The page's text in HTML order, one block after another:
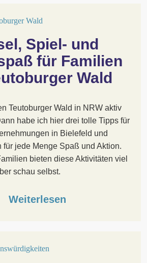
Spiel- und
für Familien
Wald
Teutoburger Wald in NRW aktiv
habe ich hier drei tolle Tipps für
in Bielefeld und
für jede Menge Spaß und Aktion.
bieten diese Aktivitäten viel
schau selbst.
Weiterlesen